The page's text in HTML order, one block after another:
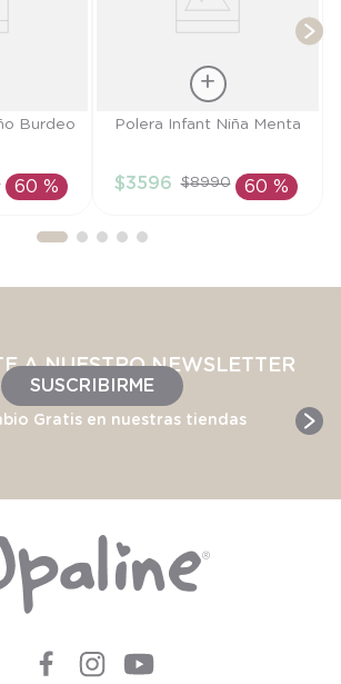
AL
Burdeo
60 %
Talla
AÑADIR AL
Polera Infant Niña Menta
$3596 $8990 60 %
A NUESTRO NEWSLETTER
SUSCRIBIRME
Gratis en nuestras tiendas